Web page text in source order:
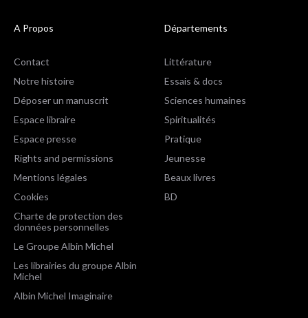
A Propos
Contact
Notre histoire
Déposer un manuscrit
Espace libraire
Espace presse
Rights and permissions
Mentions légales
Cookies
Charte de protection des
données personnelles
Le Groupe Albin Michel
Les librairies du groupe Albin
Michel
Albin Michel Imaginaire
Départements
Littérature
Essais & docs
Sciences humaines
Spiritualités
Pratique
Jeunesse
Beaux livres
BD